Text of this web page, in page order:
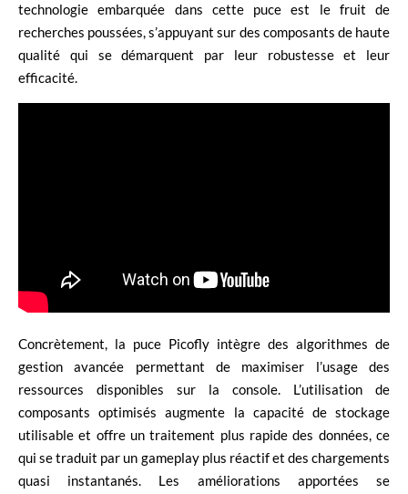
technologie embarquée dans cette puce est le fruit de
recherches poussées, s’appuyant sur des composants de haute
qualité qui se démarquent par leur robustesse et leur
efficacité.
Concrètement, la puce Picofly intègre des algorithmes de
gestion avancée permettant de maximiser l’usage des
ressources disponibles sur la console. L’utilisation de
composants optimisés augmente la capacité de stockage
utilisable et offre un traitement plus rapide des données, ce
qui se traduit par un gameplay plus réactif et des chargements
quasi instantanés. Les améliorations apportées se